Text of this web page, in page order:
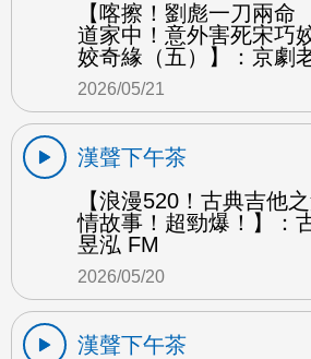
【喀擦！劉彪一刀兩
道家中！意外害死宋巧
姣奇緣（五）】：京劇
2026/05/21
漢聲下午茶
【浪漫520！古典吉他
情故事！超勁爆！】：
昱泓 FM
2026/05/20
漢聲下午茶